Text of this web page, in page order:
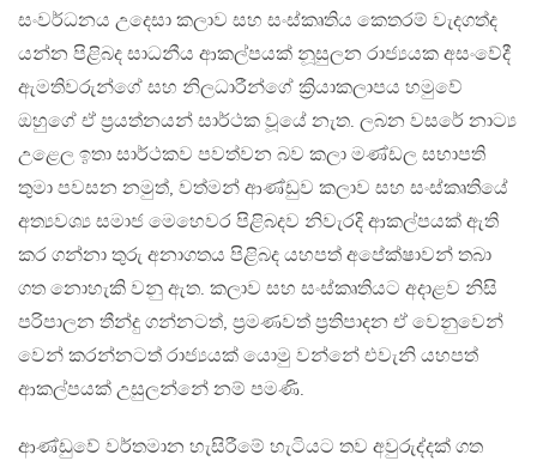
සංවර්ධනය උදෙසා කලාව සහ සංස්කෘතිය කෙතරම් වැදගත්ද
යන්න පිළිබද සාධනීය ආකල්පයක් නූසුලන රාජ්‍යයක අසංවේදී
ඇමතිවරුන්ගේ සහ නිලධාරීන්ගේ ක්‍රියාකලාපය හමුවේ
ඔහුගේ ඒ ප්‍රයත්නයන් සාර්ථක වූයේ නැත. ලබන වසරේ නාට්‍ය
උළෙල ඉතා සාර්ථකව පවත්වන බව කලා මණ්ඩල සභාපති
තුමා පවසන නමුත්, වත්මන් ආණ්ඩුව කලාව සහ සංස්කෘතියේ
අත්‍යවශ්‍ය සමාජ මෙහෙවර පිළිබදව නිවැරදි ආකල්පයක් ඇති
කර ගන්නා තුරු අනාගතය පිළිබද යහපත් අපේක්ෂාවන් තබා
ගත නොහැකි වනු ඇත. කලාව සහ සංස්කෘතියට අදාළව නිසි
පරිපාලන තීන්දු ගන්නටත්, ප්‍රමණවත් ප්‍රතිපාදන ඒ වෙනුවෙන්
වෙන් කරන්නටත් රාජ්‍යයක් යොමු වන්නේ එවැනි යහපත්
ආකල්පයක් උසුලන්නේ නම් පමණි.
ආණ්ඩුවේ වර්තමාන හැසිරීමේ හැටියට තව අවුරුද්දක් ගත